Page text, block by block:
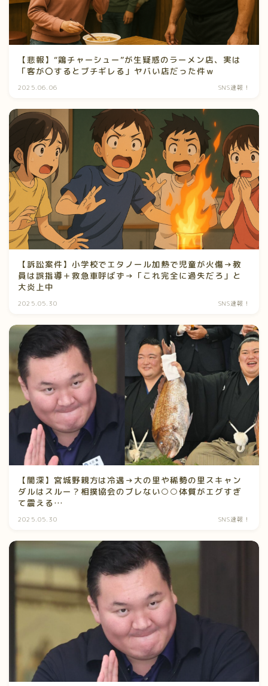
【悲報】“鶏チャーシュー”が生疑惑のラーメン店、実は
「客が〇するとブチギレる」ヤバい店だった件ｗ
2025.06.06 SNS速報！
【訴訟案件】小学校でエタノール加熱で児童が火傷→教
員は誤指導＋救急車呼ばず→「これ完全に過失だろ」と
大炎上中
2025.05.30 SNS速報！
【闇深】宮城野親方は冷遇→大の里や稀勢の里スキャン
ダルはスルー？相撲協会のブレない○○体質がエグすぎ
て震える…
2025.05.30 SNS速報！